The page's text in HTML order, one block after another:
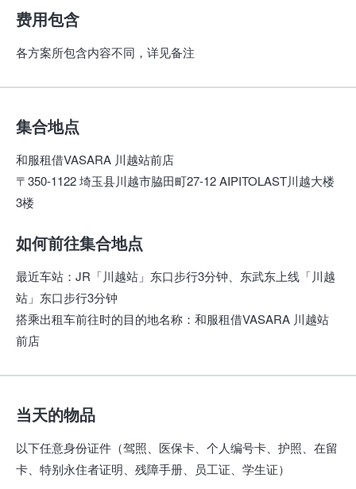
费用包含
各方案所包含内容不同，详见备注
集合地点
和服租借VASARA 川越站前店
〒350-1122 埼玉县川越市脇田町27-12 AIPITOLAST川越大楼
3楼
如何前往集合地点
最近车站 ： JR「川越站」东口步行3分钟、东武东上线「川越
站」东口步行3分钟
搭乘出租车前往时的目的地名称 ： 和服租借VASARA 川越站
前店
当天的物品
以下任意身份证件（驾照、医保卡、个人编号卡、护照、在留
卡、特别永住者证明、残障手册、员工证、学生证）